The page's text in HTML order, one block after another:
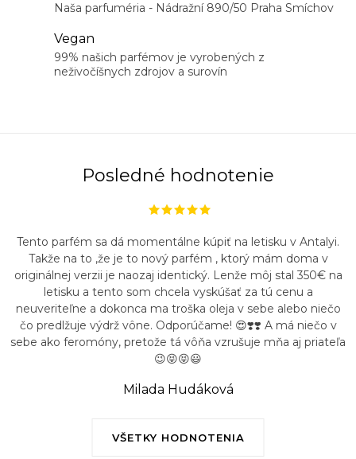
u
Naša parfuméria - Nádražní 890/50 Praha Smíchov
Vegan
99% našich parfémov je vyrobených z
neživočíšnych zdrojov a surovín
Posledné hodnotenie
VŠETKY HODNOTENIA
Tento parfém sa dá momentálne kúpiť na letisku v Antalyi.
Takže na to ,že je to nový parfém , ktorý mám doma v
originálnej verzii je naozaj identický. Lenže môj stal 350€ na
letisku a tento som chcela vyskúšať za tú cenu a
neuveriteľne a dokonca ma troška oleja v sebe alebo niečo
čo predlžuje výdrž vône. Odporúčame! 😍❣️❣️ A má niečo v
sebe ako feromóny, pretože tá vôňa vzrušuje mňa aj priateľa
😉😝😝😃
Milada Hudáková